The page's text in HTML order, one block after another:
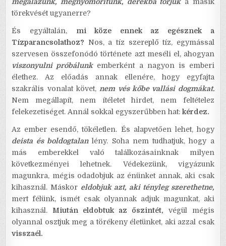
törekvését ugyanerre?
És egyáltalán, mi köze ennek az egésznek a
Tízparancsolathoz? Nos, a tíz szereplő tíz, egymással
szervesen összefonódó története azt meséli el, ahogyan
viszonyulni próbálunkemberként a nagyon is emberi
élethez. Az előadás annak ellenére, hogy egyfajta
szakrális vonalat követ, nem vés kőbe vallási dogmákat.
Nem megállapít, nem ítéletet hirdet, nem feltételez
felekezetiséget. Annál sokkal egyszerűbben hat:kérdez.
Az ember esendő, tökéletlen. És alapvetően lehet, hogy
deista és boldogtalanlény. Soha nem tudhatjuk, hogy a
más emberekkel való találkozásainknak milyen
következményei lehetnek. Védekezünk, vigyázunk
magunkra, mégis odadobjuk az énünket annak, aki csak
kihasznál. Máskor eldobjuk azt, aki tényleg szerethetne,
mert félünk, ismét csak olyannak adjuk magunkat, aki
kihasznál.Miután eldobtuk az őszintét, végül mégis
olyannal osztjuk meg a törékeny életünket, aki azzal csak
visszaél.